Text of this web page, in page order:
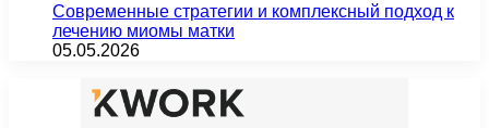
Современные стратегии и комплексный подход к
лечению миомы матки
05.05.2026